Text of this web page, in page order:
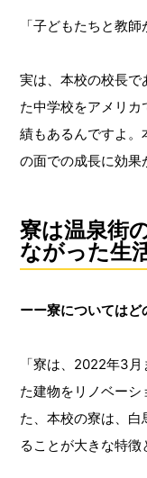
「子どもたちと教
実は、本校の校長で
た中学校をアメリ
績もあるんですよ
の面での成長に効果
寮は温泉街
ながった生
ーー寮についてはど
「寮は、2022年3
た建物をリノベーシ
た、本校の寮は、
ることが大きな特徴